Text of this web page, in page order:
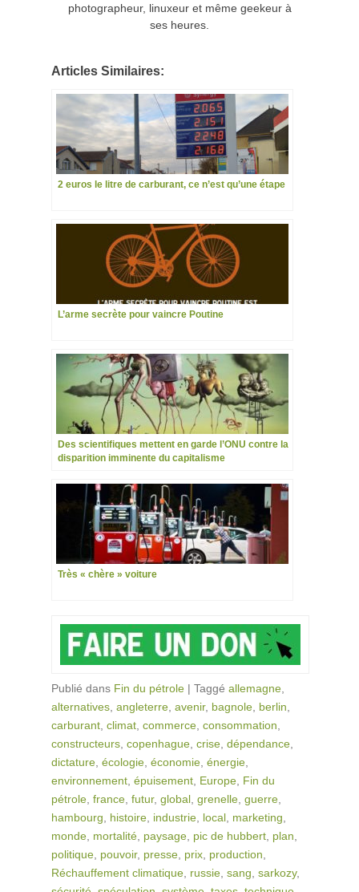
photographeur, linuxeur et même geekeur à
ses heures.
Articles Similaires:
2 euros le litre de carburant, ce n’est qu’une étape
L’arme secrète pour vaincre Poutine
Des scientifiques mettent en garde l’ONU contre la
disparition imminente du capitalisme
Très « chère » voiture
Publié dans Fin du pétrole | Taggé allemagne
alternatives angleterre avenir, bagnole berlin
carburant climat commerce consommation
constructeurs copenhague crise dépendance
dictature écologie économie énergie
environnement épuisement Europe Fin du
pétrole france futur, global grenelle guerre
hambourg
histoire industrie local marketing
monde mortalité paysage pic de hubbert plan
politique pouvoir, presse prix production
Réchauffement climatique russie sang sarkozy,